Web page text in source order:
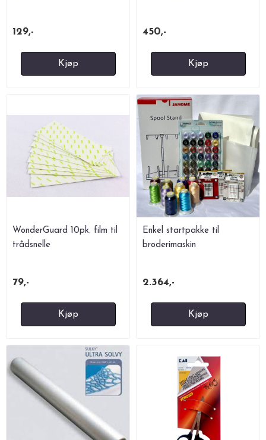
129,-
Kjøp
450,-
Kjøp
WonderGuard 10pk. film til
trådsnelle
79,-
Kjøp
Enkel startpakke til
broderimaskin
2.364,-
Kjøp